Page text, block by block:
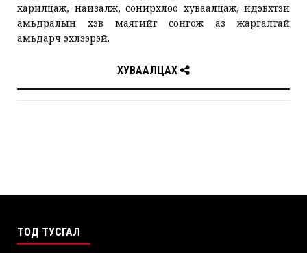
харилцаж, найзалж, сонирхлоо хуваалцаж, идэвхтэй
амьдралын хэв маягийг сонгож аз жаргалтай
амьдарч эхлээрэй.
ХУВААЛЦАХ
ТОД ТУСГАЛ